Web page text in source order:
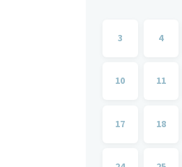
3 4
10 11
17 18